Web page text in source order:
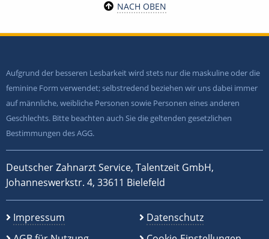
NACH OBEN
Aufgrund der besseren Lesbarkeit wird stets nur die maskuline oder die
feminine Form verwendet; selbstredend beziehen wir uns dabei immer
auf männliche, weibliche Personen sowie Personen eines anderen
Geschlechts. Bitte beachten auch Sie die geltenden gesetzlichen
Bestimmungen des AGG.
Deutscher Zahnarzt Service, Talentzeit GmbH,
Johanneswerkstr. 4, 33611 Bielefeld
Impressum
Datenschutz